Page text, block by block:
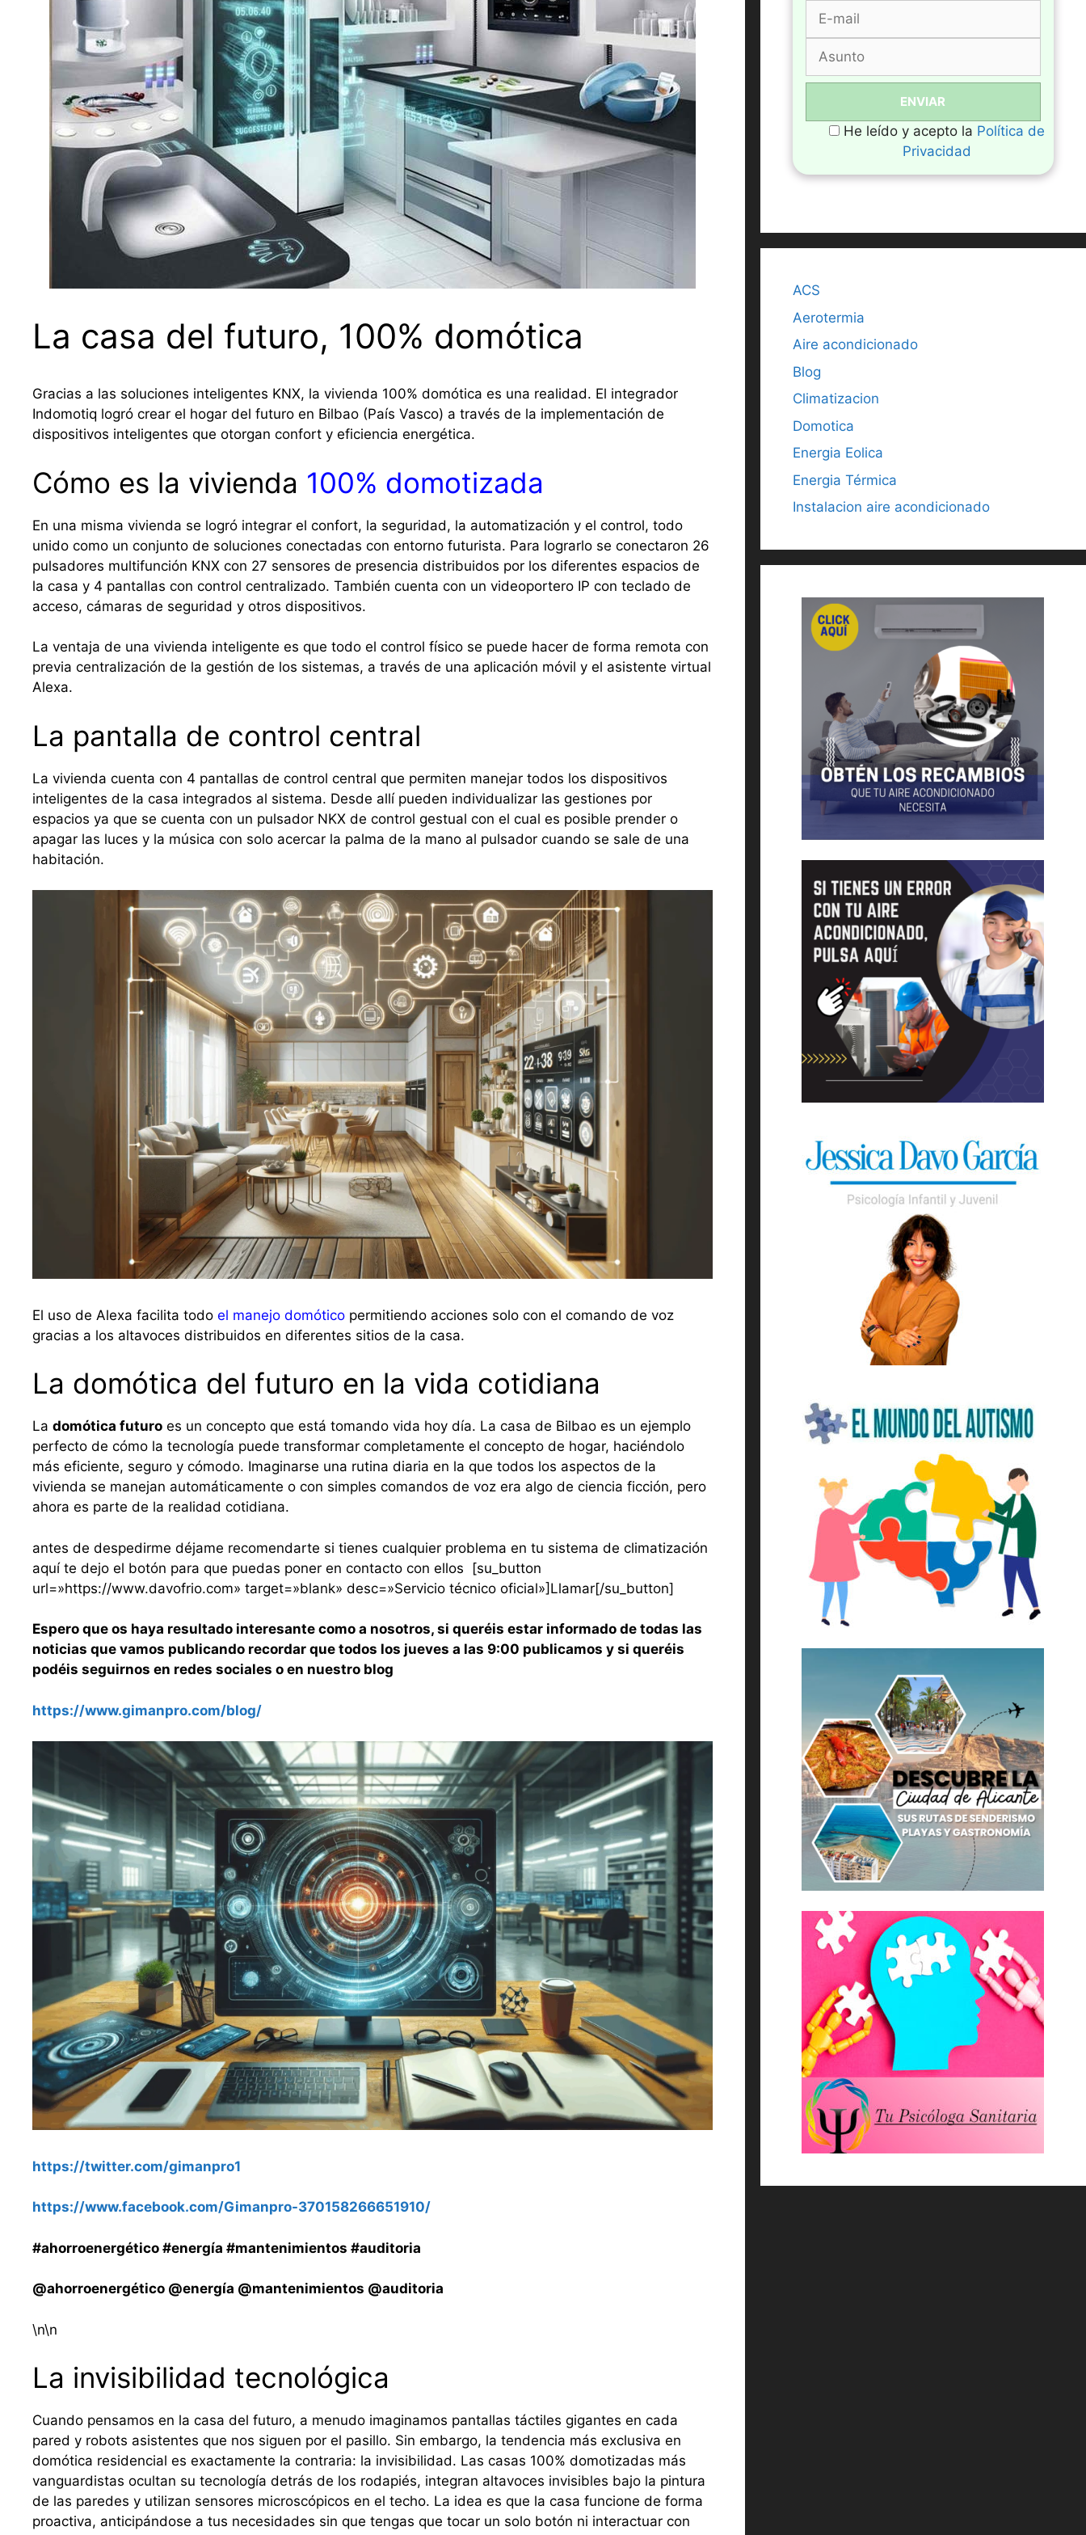
La casa del futuro, 100% domótica
Gracias a las soluciones inteligentes KNX, la vivienda 100% domótica es una realidad. El integrador
Indomotiq logró crear el hogar del futuro en Bilbao (País Vasco) a través de la implementación de
dispositivos inteligentes que otorgan confort y eficiencia energética.
Cómo es la vivienda 100% domotizada
En una misma vivienda se logró integrar el confort, la seguridad, la automatización y el control, todo
unido como un conjunto de soluciones conectadas con entorno futurista. Para lograrlo se conectaron 26
pulsadores multifunción KNX con 27 sensores de presencia distribuidos por los diferentes espacios de
la casa y 4 pantallas con control centralizado. También cuenta con un videoportero IP con teclado de
acceso, cámaras de seguridad y otros dispositivos.
La ventaja de una vivienda inteligente es que todo el control físico se puede hacer de forma remota con
previa centralización de la gestión de los sistemas, a través de una aplicación móvil y el asistente virtual
Alexa.
La pantalla de control central
La vivienda cuenta con 4 pantallas de control central que permiten manejar todos los dispositivos
inteligentes de la casa integrados al sistema. Desde allí pueden individualizar las gestiones por
espacios ya que se cuenta con un pulsador NKX de control gestual con el cual es posible prender o
apagar las luces y la música con solo acercar la palma de la mano al pulsador cuando se sale de una
habitación.
El uso de Alexa facilita todo el manejo domótico permitiendo acciones solo con el comando de voz
gracias a los altavoces distribuidos en diferentes sitios de la casa.
La domótica del futuro en la vida cotidiana
La domótica futuro es un concepto que está tomando vida hoy día. La casa de Bilbao es un ejemplo
perfecto de cómo la tecnología puede transformar completamente el concepto de hogar, haciéndolo
más eficiente, seguro y cómodo. Imaginarse una rutina diaria en la que todos los aspectos de la
vivienda se manejan automáticamente o con simples comandos de voz era algo de ciencia ficción, pero
ahora es parte de la realidad cotidiana.
antes de despedirme déjame recomendarte si tienes cualquier problema en tu sistema de climatización
aquí te dejo el botón para que puedas poner en contacto con ellos [su_button
url=»https://www.davofrio.com» target=»blank» desc=»Servicio técnico oficial»]Llamar[/su_button]
Espero que os haya resultado interesante como a nosotros, si queréis estar informado de todas las
noticias que vamos publicando recordar que todos los jueves a las 9:00 publicamos y si queréis
podéis seguirnos en redes sociales o en nuestro blog
https://www.gimanpro.com/blog/
https://twitter.com/gimanpro1
https://www.facebook.com/Gimanpro-370158266651910/
#ahorroenergético #energía #mantenimientos #auditoria
@ahorroenergético @energía @mantenimientos @auditoria
\n\n
La invisibilidad tecnológica
Cuando pensamos en la casa del futuro, a menudo imaginamos pantallas táctiles gigantes en cada
pared y robots asistentes que nos siguen por el pasillo. Sin embargo, la tendencia más exclusiva en
domótica residencial es exactamente la contraria: la invisibilidad. Las casas 100% domotizadas más
vanguardistas ocultan su tecnología detrás de los rodapiés, integran altavoces invisibles bajo la pintura
de las paredes y utilizan sensores microscópicos en el techo. La idea es que la casa funcione de forma
proactiva, anticipándose a tus necesidades sin que tengas que tocar un solo botón ni interactuar con
He leído y acepto la Política de
Privacidad
ACS
Aerotermia
Aire acondicionado
Blog
Climatizacion
Domotica
Energia Eolica
Energia Térmica
Instalacion aire acondicionado